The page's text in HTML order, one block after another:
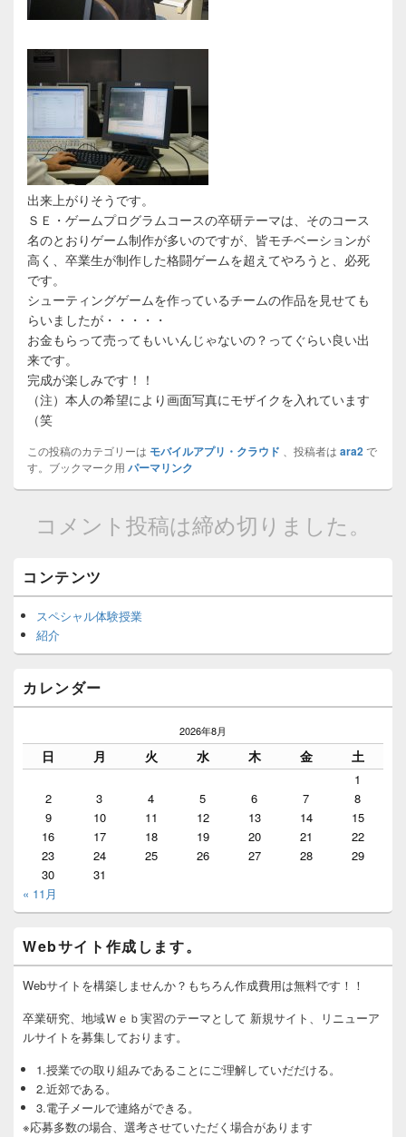
出来上がりそうです。
ＳＥ・ゲームプログラムコースの卒研テーマは、そのコース
名のとおりゲーム制作が多いのですが、皆モチベーションが
高く、卒業生が制作した格闘ゲームを超えてやろうと、必死
です。
シューティングゲームを作っているチームの作品を見せても
らいましたが・・・・・
お金もらって売ってもいいんじゃないの？ってぐらい良い出
来です。
完成が楽しみです！！
（注）本人の希望により画面写真にモザイクを入れています
（笑
この投稿のカテゴリーは モバイルアプリ・クラウド 、投稿者は ara2で
す。ブックマーク用 パーマリンク
コメント投稿は締め切りました。
Primary
Sidebar
Area
コンテンツ
スペシャル体験授業
紹介
カレンダー
2026年8月
日 月 火 水 木 金 土
1
2
3 4 5 6 7
8
9
10 11 12 13 14
15
16
17 18 19 20 21
22
23
24 25 26 27 28
29
30
31
« 11月
Webサイト作成します。
Webサイトを構築しませんか？もちろん作成費用は無料です！！
卒業研究、地域Ｗｅｂ実習のテーマとして 新規サイト、リニューア
ルサイトを募集しております。
1.授業での取り組みであることにご理解していだだける。
2.近郊である。
3.電子メールで連絡ができる。
※応募多数の場合、選考させていただく場合があります